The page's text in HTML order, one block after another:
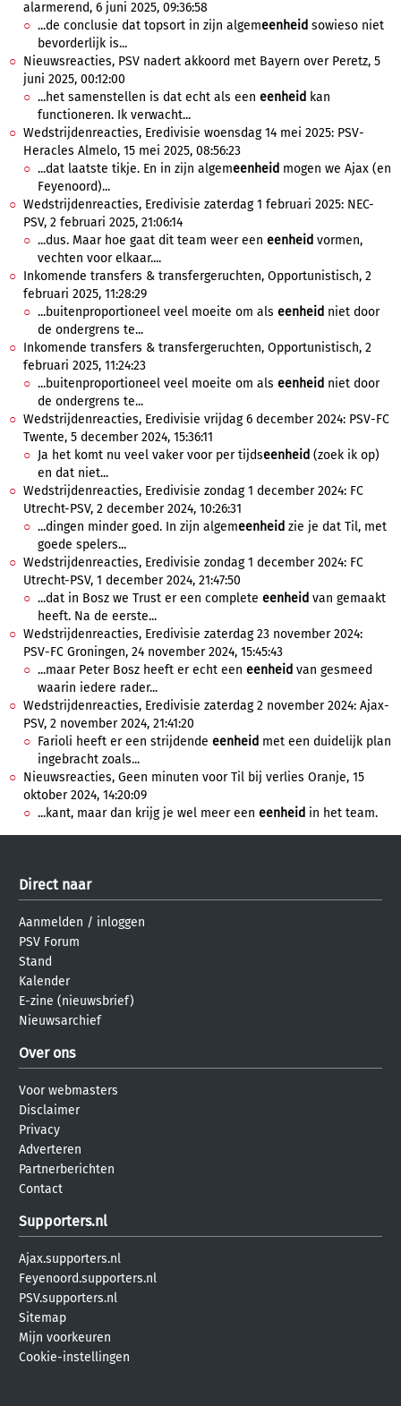
alarmerend, 6 juni 2025, 09:36:58
...de conclusie dat topsort in zijn algemeenheid sowieso niet
bevorderlijk is...
Nieuwsreacties, PSV nadert akkoord met Bayern over Peretz, 5
juni 2025, 00:12:00
...het samenstellen is dat echt als een eenheid kan
functioneren. Ik verwacht...
Wedstrijdenreacties, Eredivisie woensdag 14 mei 2025: PSV-
Heracles Almelo, 15 mei 2025, 08:56:23
...dat laatste tikje. En in zijn algemeenheid mogen we Ajax (en
Feyenoord)...
Wedstrijdenreacties, Eredivisie zaterdag 1 februari 2025: NEC-
PSV, 2 februari 2025, 21:06:14
...dus. Maar hoe gaat dit team weer een eenheid vormen,
vechten voor elkaar....
Inkomende transfers & transfergeruchten, Opportunistisch, 2
februari 2025, 11:28:29
...buitenproportioneel veel moeite om als eenheid niet door
de ondergrens te...
Inkomende transfers & transfergeruchten, Opportunistisch, 2
februari 2025, 11:24:23
...buitenproportioneel veel moeite om als eenheid niet door
de ondergrens te...
Wedstrijdenreacties, Eredivisie vrijdag 6 december 2024: PSV-FC
Twente, 5 december 2024, 15:36:11
Ja het komt nu veel vaker voor per tijdseenheid (zoek ik op)
en dat niet...
Wedstrijdenreacties, Eredivisie zondag 1 december 2024: FC
Utrecht-PSV, 2 december 2024, 10:26:31
...dingen minder goed. In zijn algemeenheid zie je dat Til, met
goede spelers...
Wedstrijdenreacties, Eredivisie zondag 1 december 2024: FC
Utrecht-PSV, 1 december 2024, 21:47:50
...dat in Bosz we Trust er een complete eenheid van gemaakt
heeft. Na de eerste...
Wedstrijdenreacties, Eredivisie zaterdag 23 november 2024:
PSV-FC Groningen, 24 november 2024, 15:45:43
...maar Peter Bosz heeft er echt een eenheid van gesmeed
waarin iedere rader...
Wedstrijdenreacties, Eredivisie zaterdag 2 november 2024: Ajax-
PSV, 2 november 2024, 21:41:20
Farioli heeft er een strijdende eenheid met een duidelijk plan
ingebracht zoals...
Nieuwsreacties, Geen minuten voor Til bij verlies Oranje, 15
oktober 2024, 14:20:09
...kant, maar dan krijg je wel meer een eenheid in het team.
Direct naar
Aanmelden / inloggen
PSV Forum
Stand
Kalender
E-zine (nieuwsbrief)
Nieuwsarchief
Over ons
Voor webmasters
Disclaimer
Privacy
Adverteren
Partnerberichten
Contact
Supporters.nl
Ajax.supporters.nl
Feyenoord.supporters.nl
PSV.supporters.nl
Sitemap
Mijn voorkeuren
Cookie-instellingen